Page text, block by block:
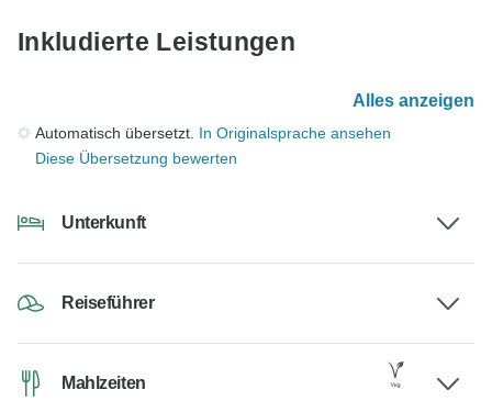
Inkludierte Leistungen
Alles anzeigen
Automatisch übersetzt. In Originalsprache ansehen
Diese Übersetzung bewerten
Unterkunft
Reiseführer
Mahlzeiten